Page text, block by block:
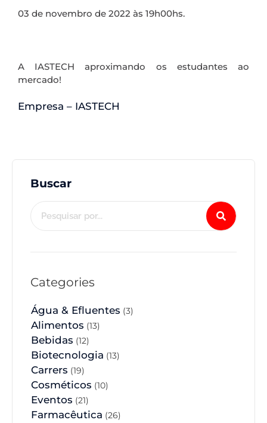
03 de novembro de 2022 às 19h00hs.
A IASTECH aproximando os estudantes ao
mercado!
Empresa – IASTECH
Buscar
Categories
Água & Efluentes (3)
Alimentos (13)
Bebidas (12)
Biotecnologia (13)
Carrers (19)
Cosméticos (10)
Eventos (21)
Farmacêutica (26)